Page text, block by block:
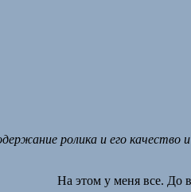
ролика и его качество
На этом у меня все. До